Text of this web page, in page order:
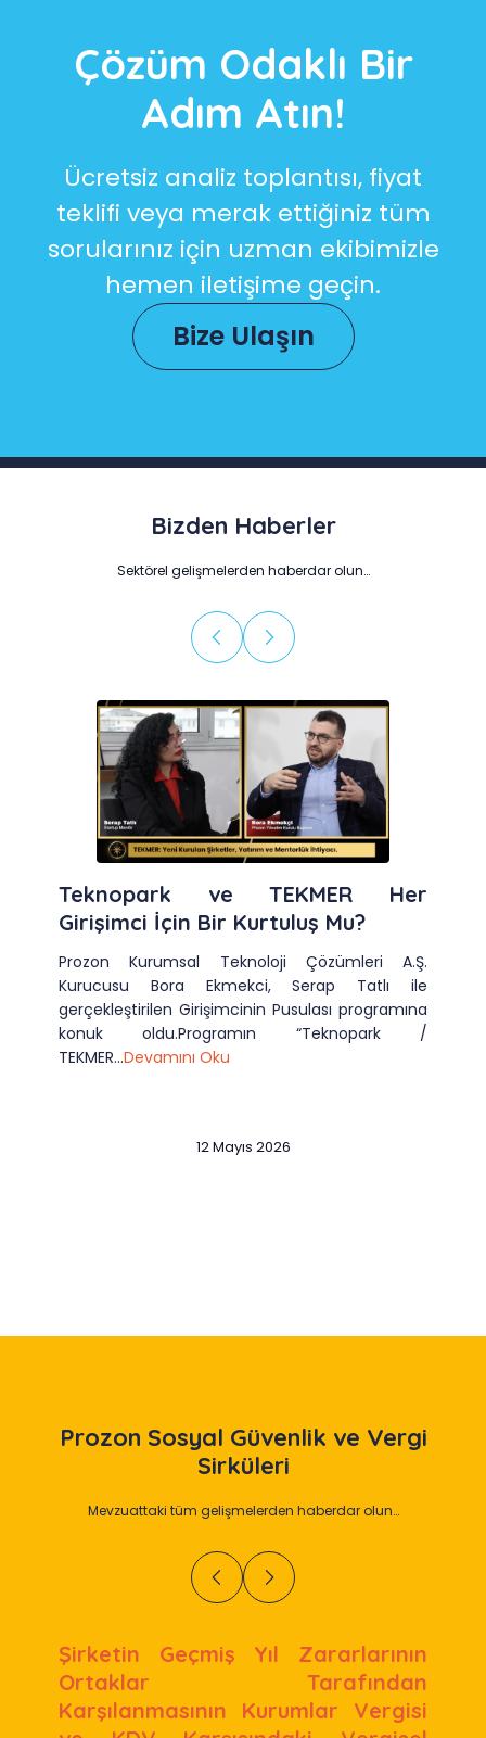
Çözüm Odaklı Bir
Adım Atın!
Ücretsiz analiz toplantısı, fiyat
teklifi veya merak ettiğiniz tüm
sorularınız için uzman ekibimizle
hemen iletişime geçin.
Bize Ulaşın
Bizden Haberler
Sektörel gelişmelerden haberdar olun…
Teknopark ve TEKMER Her
Girişimci İçin Bir Kurtuluş Mu?
Prozon Kurumsal Teknoloji Çözümleri A.Ş.
Kurucusu Bora Ekmekci, Serap Tatlı ile
gerçekleştirilen Girişimcinin Pusulası programına
konuk oldu.Programın “Teknopark /
TEKMER...Devamını Oku
12 Mayıs 2026
Prozon Sosyal Güvenlik ve Vergi
Sirküleri
Mevzuattaki tüm gelişmelerden haberdar olun…
Şirketin Geçmiş Yıl Zararlarının
Ortaklar Tarafından
Karşılanmasının Kurumlar Vergisi